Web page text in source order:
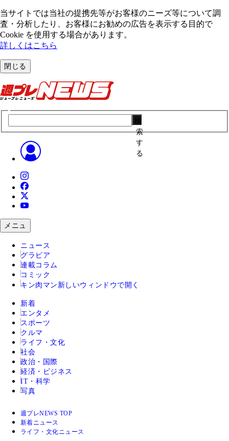
当サイトでは当社の提携先等がお客様のニーズ等について調
査・分析したり、お客様にお勧めの広告を表⽰する⽬的で
Cookie を使⽤する場合があります。
詳しくはこちら
閉じる
索
す
る
メニュ
ニュース
グラビア
連載コラム
コミック
キン肉マン 新しいウィンドウで開く
新着
エンタメ
スポーツ
クルマ
ライフ・文化
社会
政治・国際
経済・ビジネス
IT・科学
写真
週プレNEWS TOP
新着ニュース
ライフ・文化ニュース